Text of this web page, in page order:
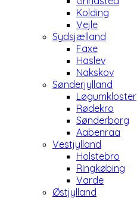
Kolding
Vejle
Sydsjælland
Faxe
Haslev
Nakskov
Sønderjylland
Løgumkloster
Rødekro
Sønderborg
Aabenraa
Vestjylland
Holstebro
Ringkøbing
Varde
Østjylland